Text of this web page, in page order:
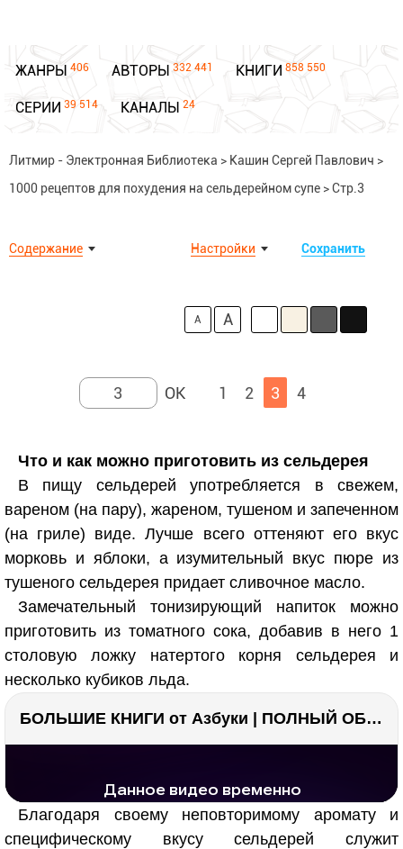
ЖАНРЫ 406 АВТОРЫ 332 441 КНИГИ 858 550
СЕРИИ 39 514 КАНАЛЫ 24
Литмир - Электронная Библиотека > Кашин Сергей Павлович >
1000 рецептов для похудения на сельдерейном супе >Стр.3
Содержание Сохранить
Настройки
A A
1 2 3 4
Что и как можно приготовить из сельдерея
В пищу сельдерей употребляется в свежем,
вареном (на пару), жареном, тушеном и запеченном
(на гриле) виде. Лучше всего оттеняют его вкус
морковь и яблоки, а изумительный вкус пюре из
тушеного сельдерея придает сливочное масло.
Замечательный тонизирующий напиток можно
приготовить из томатного сока, добавив в него 1
столовую ложку натертого корня сельдерея и
несколько кубиков льда.
БОЛЬШИЕ КНИГИ от Азбуки | ПОЛНЫЙ ОБЗОР | Моя коллекция 20+ книг ??
Благодаря своему неповторимому аромату и
специфическому вкусу сельдерей служит